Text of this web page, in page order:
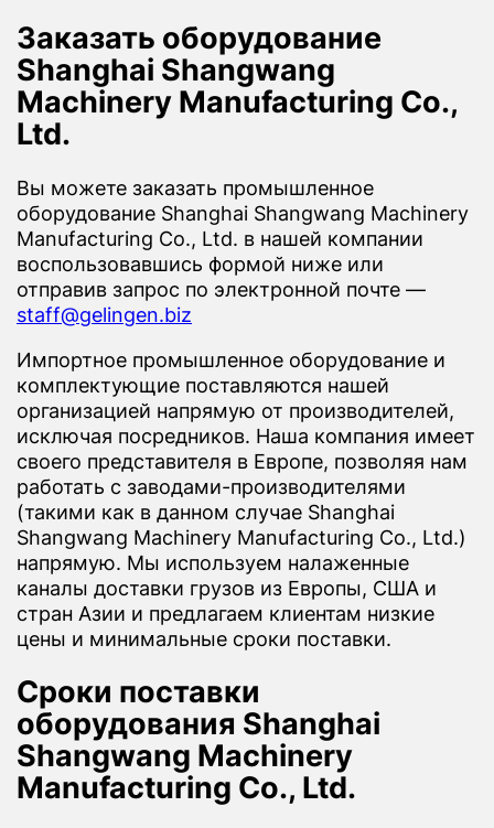
Заказать оборудование
Shanghai Shangwang
Machinery Manufacturing Co.,
Ltd.
Вы можете заказать промышленное
оборудование Shanghai Shangwang Machinery
Manufacturing Co., Ltd. в нашей компании
воспользовавшись формой ниже или
отправив запрос по электронной почте —
staff@gelingen.biz
Импортное промышленное оборудование и
комплектующие поставляются нашей
организацией напрямую от производителей,
исключая посредников. Наша компания имеет
своего представителя в Европе, позволяя нам
работать с заводами-производителями
(такими как в данном случае Shanghai
Shangwang Machinery Manufacturing Co., Ltd.)
напрямую. Мы используем налаженные
каналы доставки грузов из Европы, США и
стран Азии и предлагаем клиентам низкие
цены и минимальные сроки поставки.
Сроки поставки
оборудования Shanghai
Shangwang Machinery
Manufacturing Co., Ltd.